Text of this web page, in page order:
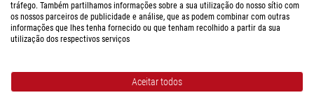
Capacidade
Apropriada para montagem
Skywatcher CQ350 Pro SynScan
Geral
Tipo
Buscador
tráfego. Também partilhamos informações sobre a sua utilização do nosso sítio com
os nossos parceiros de publicidade e análise, que as podem combinar com outras
informações que lhes tenha fornecido ou que tenham recolhido a partir da sua
utilização dos respectivos serviços
Aceitar todos